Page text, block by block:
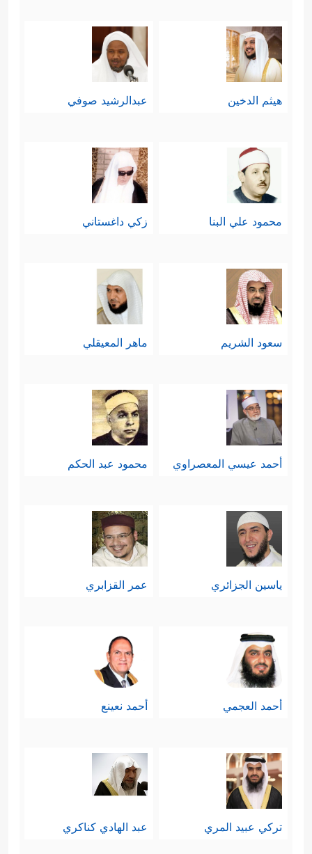
هيثم الدخين عبدالرشيد صوفي
محمود علي البنا زكي داغستاني
سعود الشريم ماهر المعيقلي
أحمد عيسي المعصراوي محمود عبد الحكم
ياسين الجزائري عمر القزابري
أحمد العجمي أحمد نعينع
تركي عبيد المري عبد الهادي كناكري